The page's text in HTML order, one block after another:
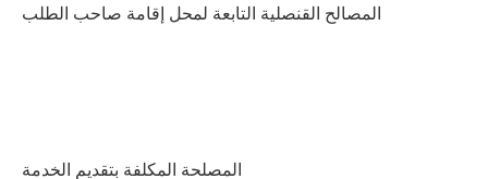
المصالح القنصلية التابعة لمحل إقامة صاحب الطلب
المصلحة المكلفة بتقديم الخدمة